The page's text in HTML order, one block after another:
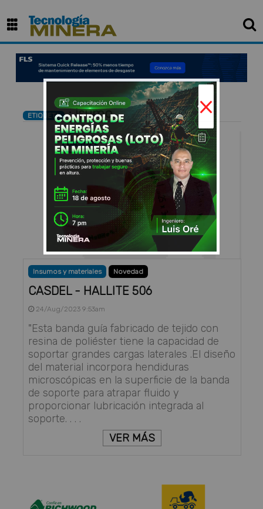
ETIQUETA : isumo
Insumos y materiales Novedad
CASDEL - HALLITE 506
24/Aug/2023 9:53am
"Esta banda guía fabricado de tejido con
resina de poliéster tiene la capacidad de
soportar grandes cargas laterales .El diseño
del material incorpora hendiduras
microscópicas en la superficie de la banda
de soporte para atrapar fluido y
proporcionar lubricación integrada al
soporte. . . .
VER MÁS
×